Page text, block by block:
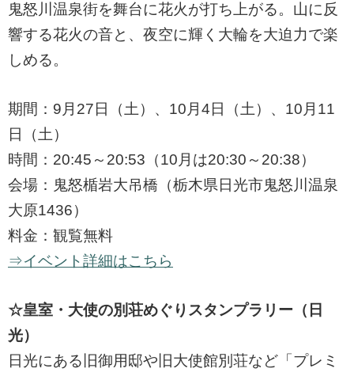
鬼怒川温泉街を舞台に花火が打ち上がる。山に反
響する花火の音と、夜空に輝く大輪を大迫力で楽
しめる。
期間：9月27日（土）、10月4日（土）、10月11
日（土）
時間：20:45～20:53（10月は20:30～20:38）
会場：鬼怒楯岩大吊橋（栃木県日光市鬼怒川温泉
大原1436）
料金：観覧無料
⇒イベント詳細はこちら
☆皇室・大使の別荘めぐりスタンプラリー（日
光）
日光にある旧御用邸や旧大使館別荘など「プレミ